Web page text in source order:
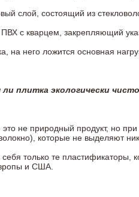
слой, состоящий из
с кварцем, закрепляющий
на него ложится основная
плитка экологически
это не природный продукт, но
которые не выделяют
себя только те
и США.